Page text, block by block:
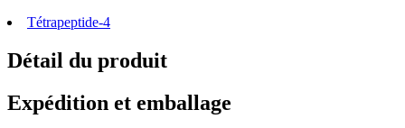
Tétrapeptide-4
Détail du produit
Expédition et emballage